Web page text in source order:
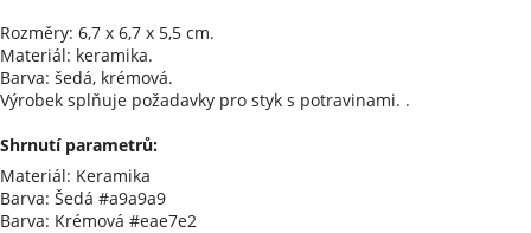
Rozměry: 6,7 x 6,7 x 5,5 cm.
Materiál: keramika.
Barva: šedá, krémová.
Výrobek splňuje požadavky pro styk s potravinami. .
Shrnutí parametrů:
Materiál: Keramika
Barva: Šedá #a9a9a9
Barva: Krémová #eae7e2